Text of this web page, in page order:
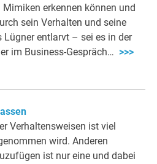
erkennen können und
sein Verhalten und seine
entlarvt – sei es in der
im Business-Gespräch… >>>
Verhaltensweisen ist viel
wird. Anderen
ist nur eine und dabei